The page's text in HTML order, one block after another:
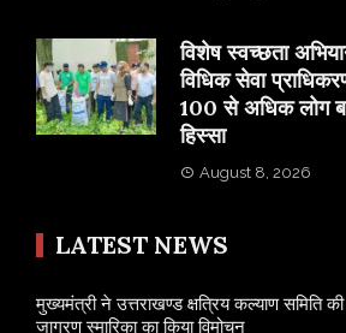
विशेष स्वच्छता
विधिक सेवा
100 से अधिक लोग
हिस्सा
August 8, 2026
LATEST NEWS
मुख्यमंत्री ने उत्तराखण्ड क्षत्रिय कल्याण समिति
जागरण स्मारिका का किया विमोचन